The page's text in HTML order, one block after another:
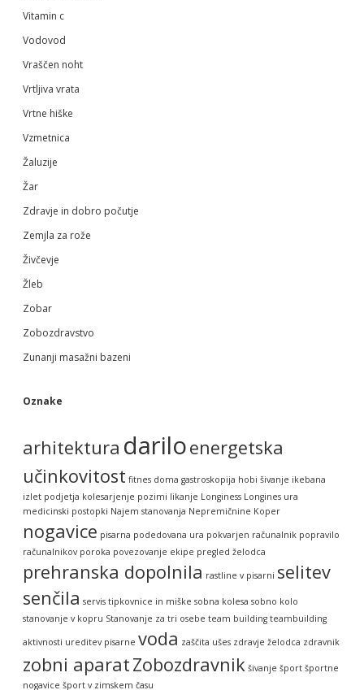
Vitamin c
Vodovod
Vraščen noht
Vrtljiva vrata
Vrtne hiške
Vzmetnica
Žaluzije
Žar
Zdravje in dobro počutje
Zemjla za rože
Živčevje
Žleb
Zobar
Zobozdravstvo
Zunanji masažni bazeni
Oznake
arhitektura dariloenergetska
učinkovitost fitnes doma gastroskopija hobi šivanje ikebana
izlet podjetja kolesarjenje pozimi likanje Longiness Longines ura
medicinski postopki Najem stanovanja Nepremičnine Koper
nogavice pisarna podedovana ura pokvarjen računalnik popravilo
računalnikov poroka povezovanje ekipe pregled želodca
prehranska dopolnila rastline v pisarni selitev
senčila servis tipkovnice in miške sobna kolesa sobno kolo
stanovanje v kopru Stanovanje za tri osebe team building teambuilding
aktivnosti ureditev pisarne voda zaščita ušes zdravje želodca zdravnik
zobni aparatZobozdravnik šivanje šport športne
nogavice šport v zimskem času